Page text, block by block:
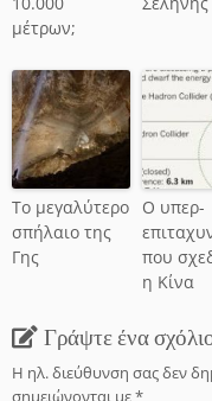
μέτρων;
Το μεγαλύτερο
σπήλαιο της
Γης
Ο υπερ-
που
η Κίνα
Γράψτε ένα
Η ηλ. διεύθυνση σας δεν
σημειώνονται με*